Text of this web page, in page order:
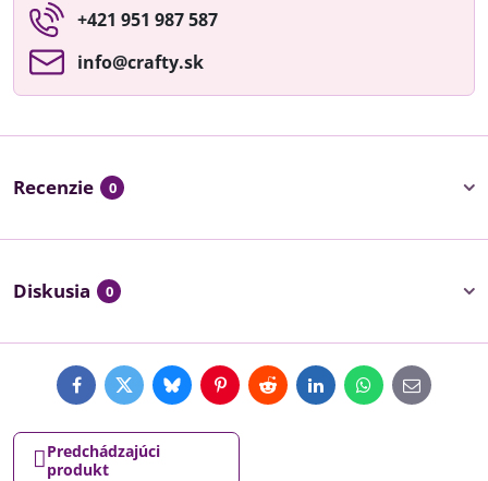
+421 951 987 587
info​@crafty​.sk
Recenzie 0
Diskusia 0
FacebookTwitterBlueskyPinterestRedditLinkedInWhatsApp
E-
mail
Predchádzajúci
produkt